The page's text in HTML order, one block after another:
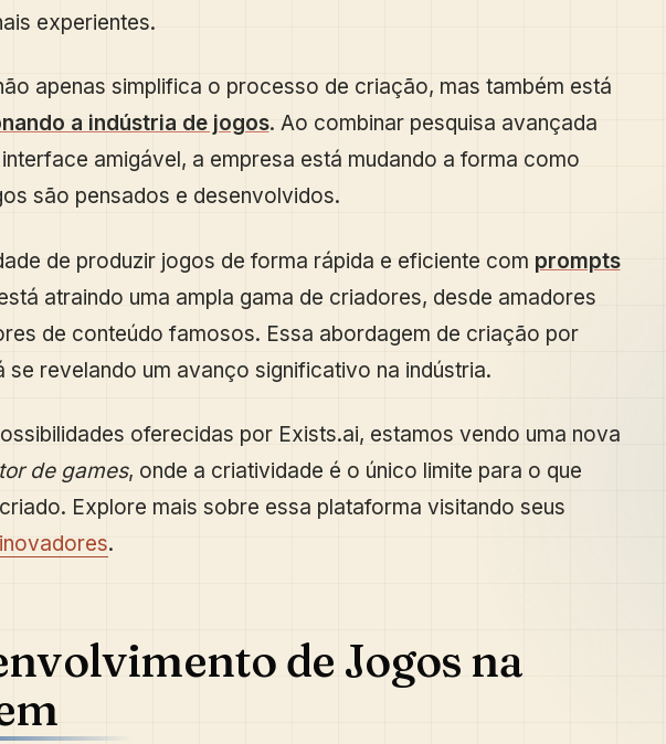
experientes.
apenas simplifica o processo de criação, mas também está
a indústria de jogos. Ao combinar pesquisa avançada
amigável, a empresa está mudando a forma como
são pensados e desenvolvidos.
de produzir jogos de forma rápida e eficiente com prompts
atraindo uma ampla gama de criadores, desde amadores
de conteúdo famosos. Essa abordagem de criação por
se revelando um avanço significativo na indústria.
oferecidas por Exists.ai, estamos vendo uma nova
de games, onde a criatividade é o único limite para o que
Explore mais sobre essa plataforma visitando seus
.
de Jogos na